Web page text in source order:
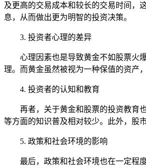
及更高的交易成本和较长的交易时间，
息，从而做出更为明智的投资决策。
3. 投资者心理的差异
心理因素也是导致黄金不如股票火
理。而黄金虽然被视为一种保值的资产
4. 投资者的认知和教育
再者，关于黄金和股票的投资教育
等方面的知识普及相对较少。此外，股
5. 政策和社会环境的影响
最后，政策和社会环境也在一定程